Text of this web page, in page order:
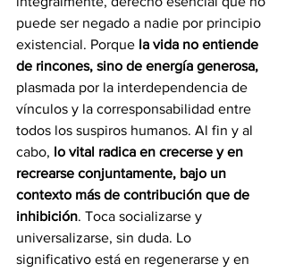
puede ser negado a nadie por principio
existencial. Porque la vida no entiende
de rincones, sino de energía generosa,
plasmada por la interdependencia de
vínculos y la corresponsabilidad entre
todos los suspiros humanos. Al fin y al
cabo, lo vital radica en crecerse y en
recrearse conjuntamente, bajo un
contexto más de contribución que de
inhibición. Toca socializarse y
universalizarse, sin duda. Lo
significativo está en regenerarse y en